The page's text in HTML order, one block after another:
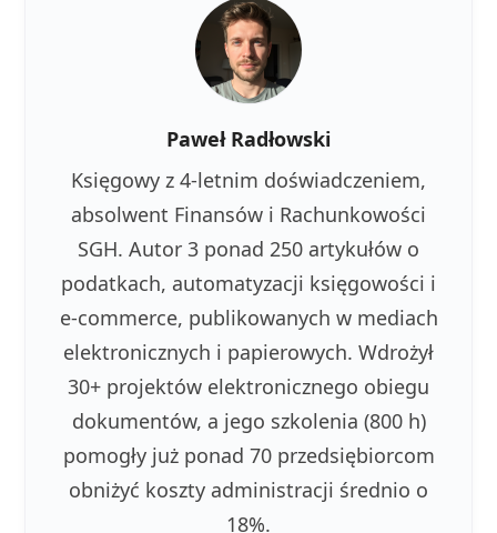
Paweł Radłowski
Księgowy z 4-letnim doświadczeniem,
absolwent Finansów i Rachunkowości
SGH. Autor 3 ponad 250 artykułów o
podatkach, automatyzacji księgowości i
e-commerce, publikowanych w mediach
elektronicznych i papierowych. Wdrożył
30+ projektów elektronicznego obiegu
dokumentów, a jego szkolenia (800 h)
pomogły już ponad 70 przedsiębiorcom
obniżyć koszty administracji średnio o
18%.